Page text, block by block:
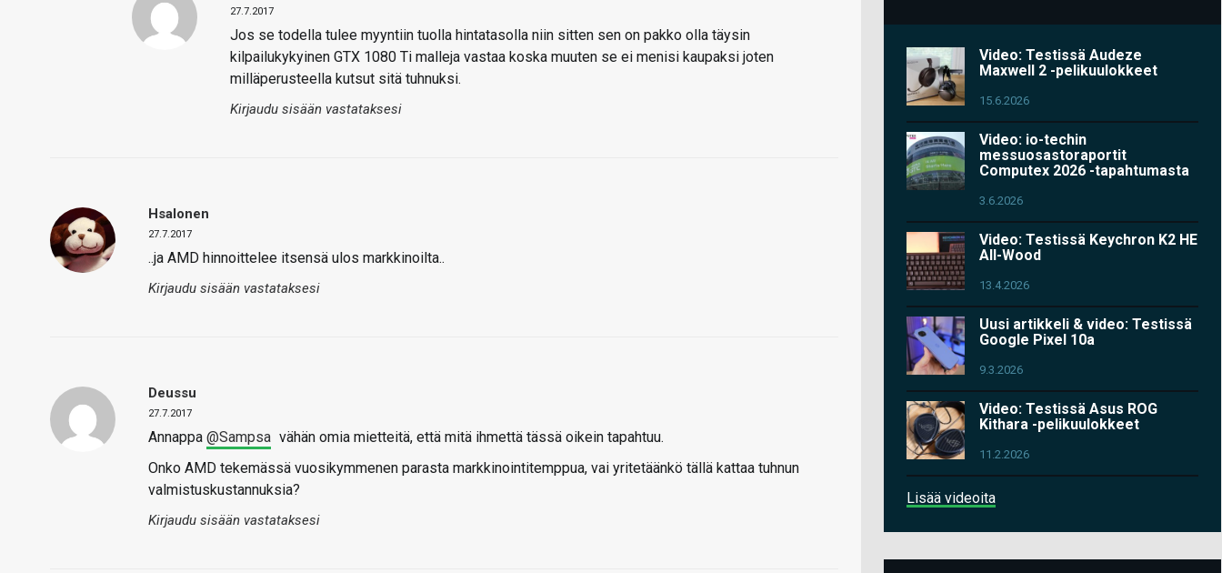
27.7.2017
Jos se todella tulee myyntiin tuolla hintatasolla niin sitten sen on pakko olla täysin
kilpailukykyinen GTX 1080 Ti malleja vastaa koska muuten se ei menisi kaupaksi joten
milläperusteella kutsut sitä tuhnuksi.
Kirjaudu sisään vastataksesi
Hsalonen
27.7.2017
..ja AMD hinnoittelee itsensä ulos markkinoilta..
Kirjaudu sisään vastataksesi
Deussu
27.7.2017
Annappa @Sampsa vähän omia mietteitä, että mitä ihmettä tässä oikein tapahtuu.
Onko AMD tekemässä vuosikymmenen parasta markkinointitemppua, vai yritetäänkö tällä kattaa tuhnun
valmistuskustannuksia?
Kirjaudu sisään vastataksesi
Video: Testissä Audeze
Maxwell 2 -pelikuulokkeet
15.6.2026
Video: io-techin
messuosastoraportit
Computex 2026 -tapahtumasta
3.6.2026
Video: Testissä Keychron K2 HE
All-Wood
13.4.2026
Uusi artikkeli & video: Testissä
Google Pixel 10a
9.3.2026
Video: Testissä Asus ROG
Kithara -pelikuulokkeet
11.2.2026
Lisää videoita